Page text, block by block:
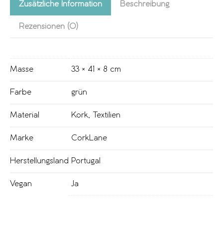
Zusätzliche Information Beschreibung
Rezensionen (0)
Masse 33 × 41 × 8 cm
Farbe grün
Material Kork, Textilien
Marke CorkLane
Herstellungsland Portugal
Vegan Ja